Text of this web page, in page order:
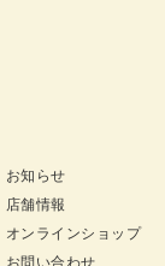
お知らせ
店舗情報
オンラインショップ
お問い合わせ